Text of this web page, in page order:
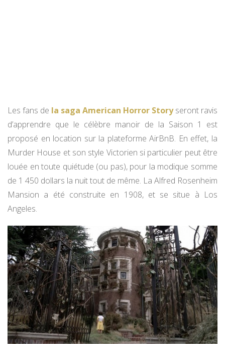
Les fans de la saga American Horror Storyseront ravis
d’apprendre que le célèbre manoir de la Saison 1 est
proposé en location sur la plateforme AirBnB. En effet, la
Murder House et son style Victorien si particulier peut être
louée en toute quiétude (ou pas), pour la modique somme
de 1 450 dollars la nuit tout de même. La Alfred Rosenheim
Mansion a été construite en 1908, et se situe à Los
Angeles.